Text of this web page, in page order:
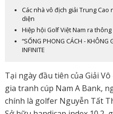
Các nhà vô địch giải Trung
diện
Hiệp hội Golf Việt Nam ra
“SỐNG PHONG CÁCH - KHÔNG
INFINITE
Tại ngày đầu tiên của Giải
gia tranh cúp Nam A Bank,
chính là golfer Nguyễn Tất